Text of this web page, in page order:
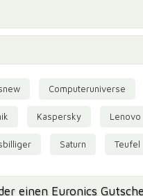
Computeruniverse
Kaspersky Lenovo
Saturn Teufel
einen Euronics